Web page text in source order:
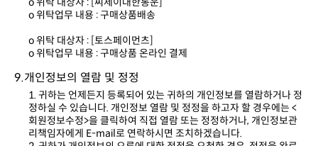
o 위탁업무 내용 : 구매상품배송
o 위탁 대상자 : [토스페이먼츠]
o 위탁업무 내용 : 구매상품 온라인 결제
9.개인정보의 열람 및 정정
리책임자에게 E-mail로 연락하시면 조치하겠습니다.